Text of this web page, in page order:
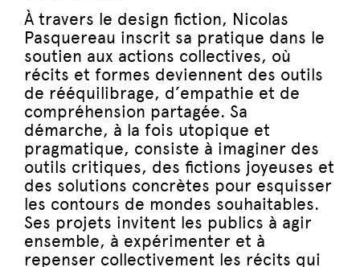
À travers le design fiction, Nicolas
Pasquereau inscrit sa pratique dans le
soutien aux actions collectives, où
récits et formes deviennent des outils
de rééquilibrage, d’empathie et de
compréhension partagée. Sa
démarche, à la fois utopique et
pragmatique, consiste à imaginer des
outils critiques, des fictions joyeuses et
des solutions concrètes pour esquisser
les contours de mondes souhaitables.
Ses projets invitent les publics à agir
ensemble, à expérimenter et à
repenser collectivement les récits qui